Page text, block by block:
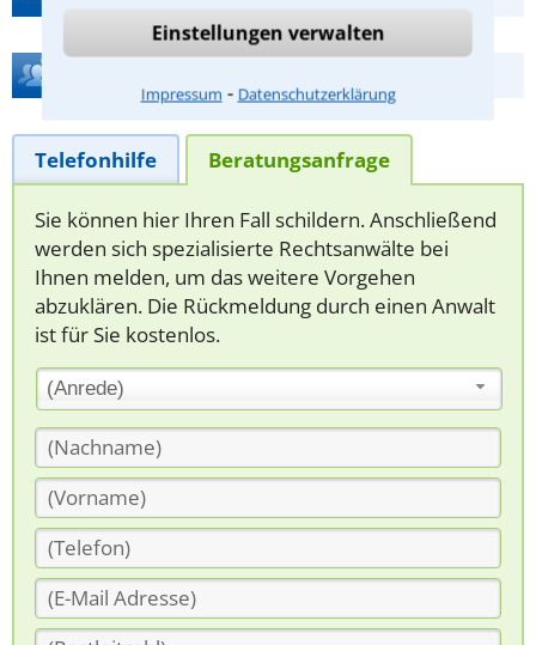
Einstellungen verwalten
Impressum ⁃ Datenschutzerklärung
Telefonhilfe Beratungsanfrage
Sie können hier Ihren Fall schildern. Anschließend
werden sich spezialisierte Rechtsanwälte bei
Ihnen melden, um das weitere Vorgehen
abzuklären. Die Rückmeldung durch einen Anwalt
ist für Sie kostenlos.
(Anrede)